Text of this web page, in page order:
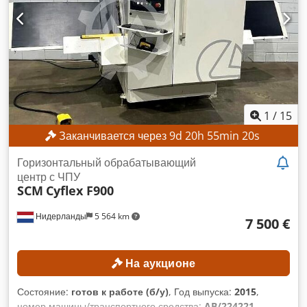
Мощность двигателя 2. Левый шпиндель: 11 кВт Мощность
двигателя 3. Правый шпиндель: 11 кВт Мощность двигателя
4. Верхний шпиндель: 7,5 кВт ОСОБЕННОСТИ СТАНКА
Габариты и вес Djdpfxjzrmpmo Ahuskr Габариты (Д x Ш x
В): 3250 x 1550 x 1500 мм Вес: 1800 кг КОМПЛЕКТАЦИЯ
Документация
1 / 15
Заканчивается через9d 20h 55min 18s
Нидерланды 5 564 km
Горизонтальный обрабатывающий
центр с ЧПУ
SCM Cyflex F900
7 500 €
На аукционе
Состояние: готов к работе (б/у), Год выпуска: 2015,